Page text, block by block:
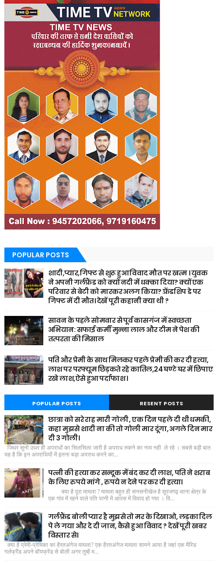
POPULAR POSTS
शादी,प्यार,गिफ्ट से शुरू हुआ विवाद मौत पर खत्म । युवक
ने अपनी गर्लफ्रैंड को क्यों नदी में धक्का दिया? क्यों एक
परिवार से बेटी को मारकर अलग किया? फ़्रेंडशिप डे पर
गिफ्ट में दी मौत। देखें पूरी कहानी क्या थी ?
सावन के पहले सोमवार से पूर्व कासगंज में स्वच्छता
अभियान: सफाई कर्मी मुन्ना लाल और टीम ने पेश की
तत्परता की मिसाल
पति और प्रेमी के साथ मिलकर पहले प्रेमी की कर दी हत्या,
लाश पर परफ्यूम छिड़कते रहे कातिल,24 घण्टे घर में छिपाए
रखे लाश,ऐसे हुआ पर्दाफाश ।
POPULAR POSTS RESENT POSTS
छात्रा को सरे राह मारी गोली , एक दिन पहले दी थी धमकी,
कहा मुझसे शादी ना की तो गोली मार दूंगा, अगले दिन मार
दी 3 गोली।
जिधर सुनो उधर ही अपराधों का सिलसिला जारी है अपराध रुकने का नाम नही ले रहे । सबसे बड़ी बात
यह है कि इन अपराधियों में इतना बड़ा अपराध करने का...
पत्नी की हत्या कर सन्दूक में बंद कर दी लाश, पति ने शराब
के लिए रुपये मांगे , रुपये न देने पर कर दी हत्या।
क्या है पूरा मामला ? मामला बहुत ही सनसनीखेज है सूरजगढ़ थाना क्षेत्र के
एक गांव में रहने वाले पति पत्नी में आपस में विवाद हो गया । वि...
गर्लफ्रैंड बोली प्यार है मुझसे तो मर के दिखाओ, लड़का दिल
पे ले गया और दे दी जान, कैसे हुआ विवाद ? देखें पूरी खबर
विस्तार से।
क्या है प्रेमी-प्रेमिका का हैरतअंगेज मामला? एक हैरतअंगेज मामला सामने आया है जहां एक मैरिड
गर्लफ्रैंड अपने बॉयफ्रेंड से बोली अगर तुम्हें म...